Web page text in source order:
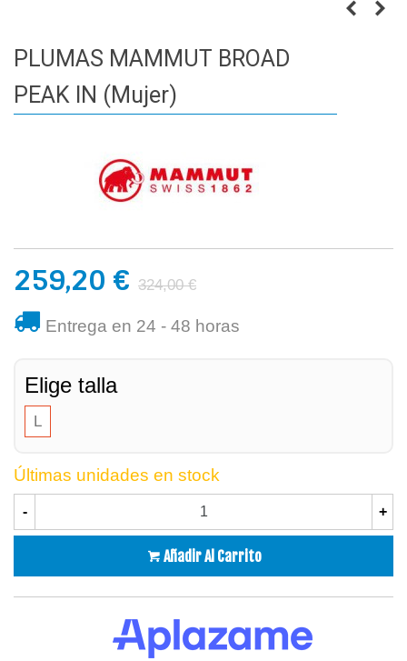
PLUMAS MAMMUT BROAD
PEAK IN (Mujer)
259,20 € 324,00 €
Entrega en 24 - 48 horas
Elige talla
L
Últimas unidades en stock
- +
Añadir Al Carrito